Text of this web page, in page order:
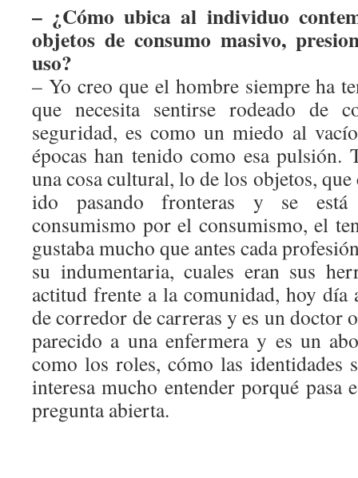
– ¿Cómo ubica al individuo
objetos de consumo masivo,
uso?
– Yo creo que el hombre siempre ha
que necesita sentirse rodeado de
seguridad, es como un miedo al
épocas han tenido como esa pulsión.
una cosa cultural, lo de los objetos,
ido pasando fronteras y se
consumismo por el consumismo, el
gustaba mucho que antes cada
su indumentaria, cuales eran sus
actitud frente a la comunidad, hoy día
de corredor de carreras y es un doctor
parecido a una enfermera y es un
como los roles, cómo las identidades
interesa mucho entender porqué pasa
pregunta abierta.